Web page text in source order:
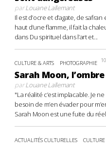
parLouane Lallemant
Il est d’ocre et d’agate, de
haut d’une flamme, il fait la
dans Du spirituel dans l’art et...
CULTURE & ARTS PHOTOGRAPHIE
Sarah Moon,
parLouane Lallemant
"La réalité c’est implacable. Je
besoin de m’en évader pour
Sarah Moon est une fuite du
ACTUALITÉS CULTURELLES